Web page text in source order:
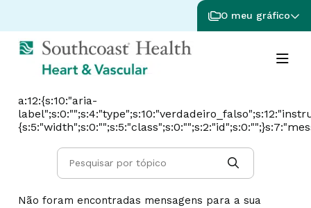
O meu gráfico
a:12:{s:10:"aria-
Não foram encontradas mensagens para a sua